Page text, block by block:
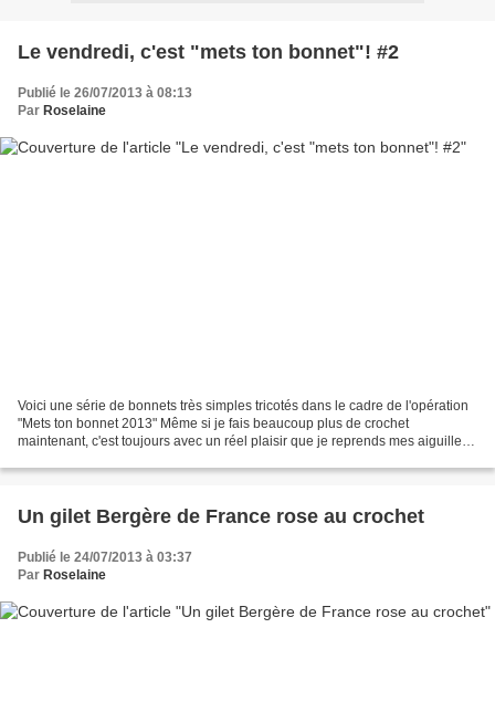
Le vendredi, c'est "mets ton bonnet"! #2
Publié le 26/07/2013 à 08:13
Par Roselaine
Voici une série de bonnets très simples tricotés dans le cadre de l'opération
"Mets ton bonnet 2013" Même si je fais beaucoup plus de crochet
maintenant, c'est toujours avec un réel plaisir que je reprends mes aiguilles
Un gilet Bergère de France rose au crochet
Publié le 24/07/2013 à 03:37
Par Roselaine